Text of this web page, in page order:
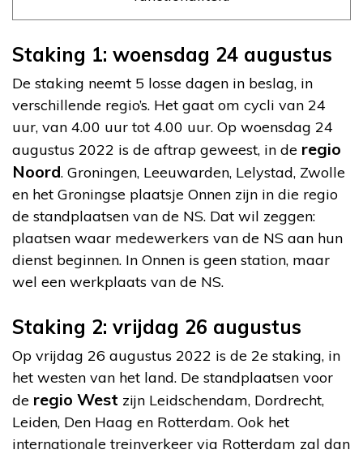
Staking 1: woensdag 24 augustus
De staking neemt 5 losse dagen in beslag, in
verschillende regio’s. Het gaat om cycli van 24
uur, van 4.00 uur tot 4.00 uur. Op woensdag 24
augustus 2022 is de aftrap geweest, in de regio
Noord. Groningen, Leeuwarden, Lelystad, Zwolle
en het Groningse plaatsje Onnen zijn in die regio
de standplaatsen van de NS. Dat wil zeggen:
plaatsen waar medewerkers van de NS aan hun
dienst beginnen. In Onnen is geen station, maar
wel een werkplaats van de NS.
Staking 2: vrijdag 26 augustus
Op vrijdag 26 augustus 2022 is de 2e staking, in
het westen van het land. De standplaatsen voor
de regio West zijn Leidschendam, Dordrecht,
Leiden, Den Haag en Rotterdam. Ook het
internationale treinverkeer via Rotterdam zal dan